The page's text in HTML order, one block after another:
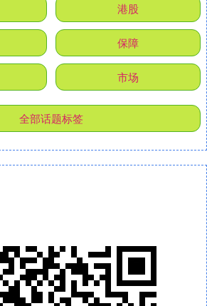
港股
保障
市场
全部话题标签